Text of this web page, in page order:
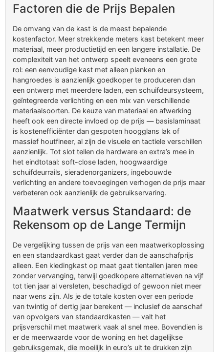
Factoren die de Prijs Bepalen
De omvang van de kast is de meest bepalende
kostenfactor. Meer strekkende meters kast betekent meer
materiaal, meer productietijd en een langere installatie. De
complexiteit van het ontwerp speelt eveneens een grote
rol: een eenvoudige kast met alleen planken en
hangroedes is aanzienlijk goedkoper te produceren dan
een ontwerp met meerdere laden, een schuifdeursysteem,
geïntegreerde verlichting en een mix van verschillende
materiaalsoorten. De keuze van materiaal en afwerking
heeft ook een directe invloed op de prijs — basislaminaat
is kostenefficiënter dan gespoten hoogglans lak of
massief houtfineer, al zijn de visuele en tactiele verschillen
aanzienlijk. Tot slot tellen de hardware en extra’s mee in
het eindtotaal: soft-close laden, hoogwaardige
schuifdeurrails, sieradenorganizers, ingebouwde
verlichting en andere toevoegingen verhogen de prijs maar
verbeteren ook aanzienlijk de gebruikservaring.
Maatwerk versus Standaard: de
Rekensom op de Lange Termijn
De vergelijking tussen de prijs van een maatwerkoplossing
en een standaardkast gaat verder dan de aanschafprijs
alleen. Een kledingkast op maat gaat tientallen jaren mee
zonder vervanging, terwijl goedkopere alternatieven na vijf
tot tien jaar al versleten, beschadigd of gewoon niet meer
naar wens zijn. Als je de totale kosten over een periode
van twintig of dertig jaar berekent — inclusief de aanschaf
van opvolgers van standaardkasten — valt het
prijsverschil met maatwerk vaak al snel mee. Bovendien is
er de meerwaarde voor de woning en het dagelijkse
gebruiksgemak, die moeilijk in euro’s uit te drukken zijn